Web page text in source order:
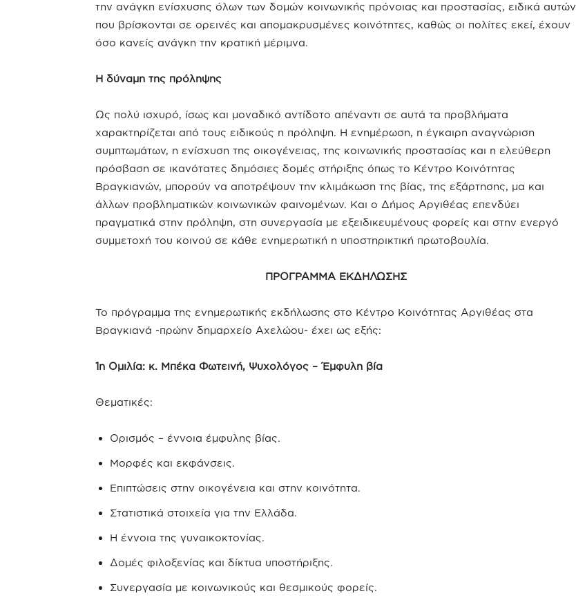
την ανάγκη ενίσχυσης όλων των δομών κοινωνικής πρόνοιας και προστασίας, ειδικά αυτών
που βρίσκονται σε ορεινές και απομακρυσμένες κοινότητες, καθώς οι πολίτες εκεί, έχουν
όσο κανείς ανάγκη την κρατική μέριμνα.
Η δύναμη της πρόληψης
Ως πολύ ισχυρό, ίσως και μοναδικό αντίδοτο απέναντι σε αυτά τα προβλήματα
χαρακτηρίζεται από τους ειδικούς η πρόληψη. Η ενημέρωση, η έγκαιρη αναγνώριση
συμπτωμάτων, η ενίσχυση της οικογένειας, της κοινωνικής προστασίας και η ελεύθερη
πρόσβαση σε ικανότατες δημόσιες δομές στήριξης όπως το Κέντρο Κοινότητας
Βραγκιανών, μπορούν να αποτρέψουν την κλιμάκωση της βίας, της εξάρτησης, μα και
άλλων προβληματικών κοινωνικών φαινομένων. Και ο Δήμος Αργιθέας επενδύει
πραγματικά στην πρόληψη, στη συνεργασία με εξειδικευμένους φορείς και στην ενεργό
συμμετοχή του κοινού σε κάθε ενημερωτική η υποστηρικτική πρωτοβουλία.
ΠΡΟΓΡΑΜΜΑ ΕΚΔΗΛΩΣΗΣ
Το πρόγραμμα της ενημερωτικής εκδήλωσης στο Κέντρο Κοινότητας Αργιθέας στα
Βραγκιανά -πρώην δημαρχείο Αχελώου- έχει ως εξής:
1η Ομιλία: κ. Μπέκα Φωτεινή, Ψυχολόγος – Έμφυλη βία
Θεματικές:
Ορισμός – έννοια έμφυλης βίας.
Μορφές και εκφάνσεις.
Επιπτώσεις στην οικογένεια και στην κοινότητα.
Στατιστικά στοιχεία για την Ελλάδα.
Η έννοια της γυναικοκτονίας.
Δομές φιλοξενίας και δίκτυα υποστήριξης.
Συνεργασία με κοινωνικούς και θεσμικούς φορείς.